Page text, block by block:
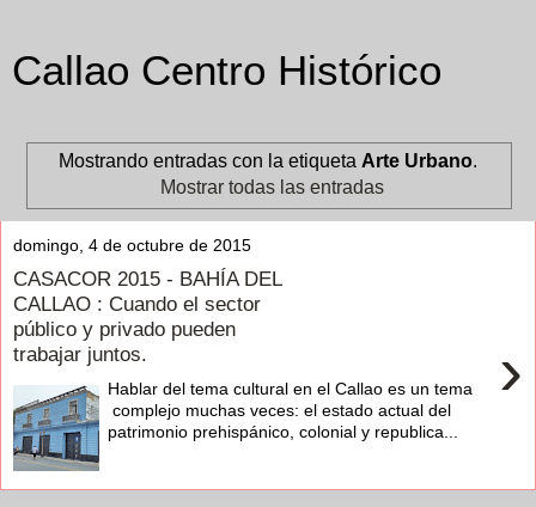
Callao Centro Histórico
Mostrando entradas con la etiqueta Arte Urbano.
Mostrar todas las entradas
domingo, 4 de octubre de 2015
CASACOR 2015 - BAHÍA DEL
CALLAO : Cuando el sector
público y privado pueden
trabajar juntos.
›
Hablar del tema cultural en el Callao es un tema
complejo muchas veces: el estado actual del
patrimonio prehispánico, colonial y republica...